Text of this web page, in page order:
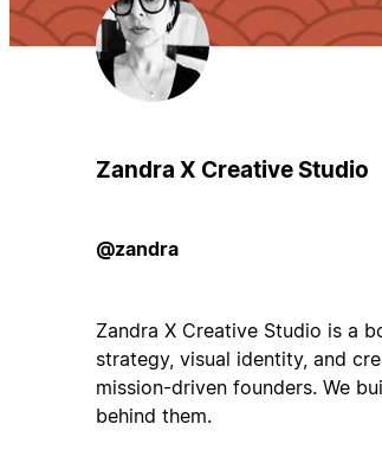
Zandra X Creative Studio
@zandra
Zandra X Creative Studio is a
strategy, visual identity, and
mission-driven founders. We
behind them.